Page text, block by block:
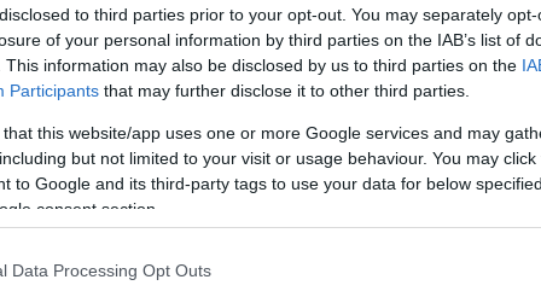
to third parties prior to your opt-out. You may separately
of your personal information by third parties on the IAB’s list of
This information may also be disclosed by us to third parties on the
Participants that may further disclose it to other third parties.
that this website/app uses one or more Google services and may
but not limited to your visit or usage behaviour. You may
to Google and its third-party tags to use your data for below
consent section.
Data Processing Opt Outs
Stand artigianali, delle eccellenze e
Street Food con ricette tipiche sarde.
per bambini e adulti con rilascio
fregola e raviolini fritti a cura dell’